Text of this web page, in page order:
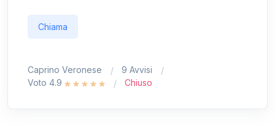
Chiama
Caprino Veronese
9 Avvisi
Voto 4.9
Chiuso